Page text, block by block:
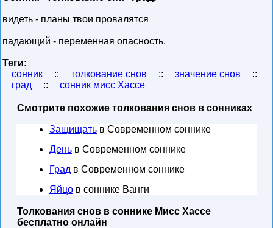
видеть - планы твои провалятся
падающий - переменная опасность.
Теги:
сонник
:: толкование снов :: значение снов
::
град
:: сонник мисс Хассе
Смотрите похожие толкования снов в сонниках
Защищать в Современном соннике
День в Современном соннике
Град в Современном соннике
Яйцо в соннике Ванги
Толкования снов в соннике Мисс Хассе
бесплатно онлайн